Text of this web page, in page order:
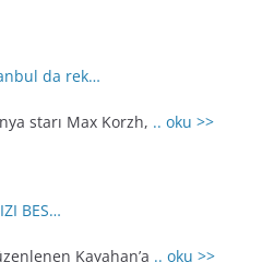
da rek…
starı Max Korzh, .. oku >>
BES…
Kayahan’a .. oku >>